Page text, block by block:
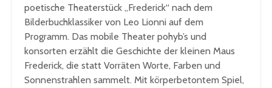
poetische Theaterstück „Frederick“ nach dem
Bilderbuchklassiker von Leo Lionni auf dem
Programm. Das mobile Theater pohyb’s und
konsorten erzählt die Geschichte der kleinen Maus
Frederick, die statt Vorräten Worte, Farben und
Sonnenstrahlen sammelt. Mit körperbetontem Spiel,